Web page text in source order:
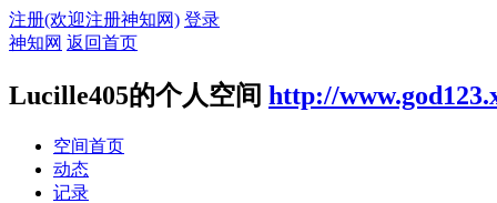
注册(欢迎注册神知网) 登录
神知网 返回首页
Lucille405的个人空间 http://
空间首页
动态
记录